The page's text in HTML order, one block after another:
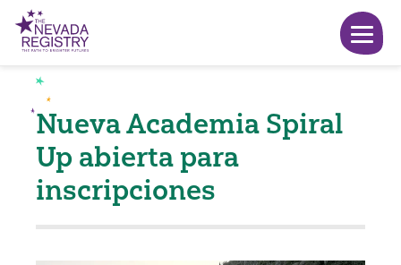
Nueva Academia Spiral
Up abierta para
inscripciones